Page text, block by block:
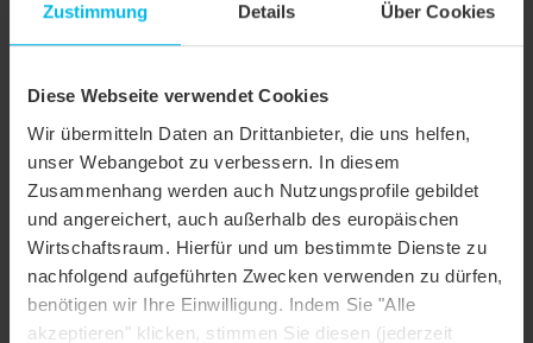
Zustimmung Details Über Cookies
Diese Webseite verwendet Cookies
Wir übermitteln Daten an Drittanbieter, die uns helfen,
unser Webangebot zu verbessern. In diesem
Zusammenhang werden auch Nutzungsprofile gebildet
und angereichert, auch außerhalb des europäischen
Wirtschaftsraum. Hierfür und um bestimmte Dienste zu
nachfolgend aufgeführten Zwecken verwenden zu dürfen,
benötigen wir Ihre Einwilligung. Indem Sie "Alle
akzeptieren" klicken, stimmen Sie diesen (jederzeit
DETAILS
MODELL DOMINO
Produktfamilie Glattziegel
Produktgruppe Dachziegel
Objektart Mehrfamilienhaus